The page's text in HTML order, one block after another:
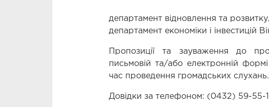
департамент відновлення та
департамент економіки і інвестицій
Пропозиції та зауваження до
письмовій та/або електронній
час проведення громадських слухань.
Довідки за телефоном: (0432) 59-55-